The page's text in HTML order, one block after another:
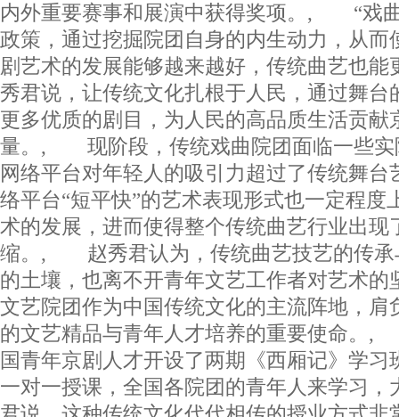
内外重要赛事和展演中获得奖项。, “戏
政策，通过挖掘院团自身的内生动力，从而
剧艺术的发展能够越来越好，传统曲艺也能
秀君说，让传统文化扎根于人民，通过舞台
更多优质的剧目，为人民的高品质生活贡献
量。, 现阶段，传统戏曲院团面临一些实
网络平台对年轻人的吸引力超过了传统舞台
络平台“短平快”的艺术表现形式也一定程度
术的发展，进而使得整个传统曲艺行业出现
缩。, 赵秀君认为，传统曲艺技艺的传承
的土壤，也离不开青年文艺工作者对艺术的
文艺院团作为中国传统文化的主流阵地，肩
的文艺精品与青年人才培养的重要使命
国青年京剧人才开设了两期《西厢记》学习
一对一授课，全国各院团的青年人来学习，